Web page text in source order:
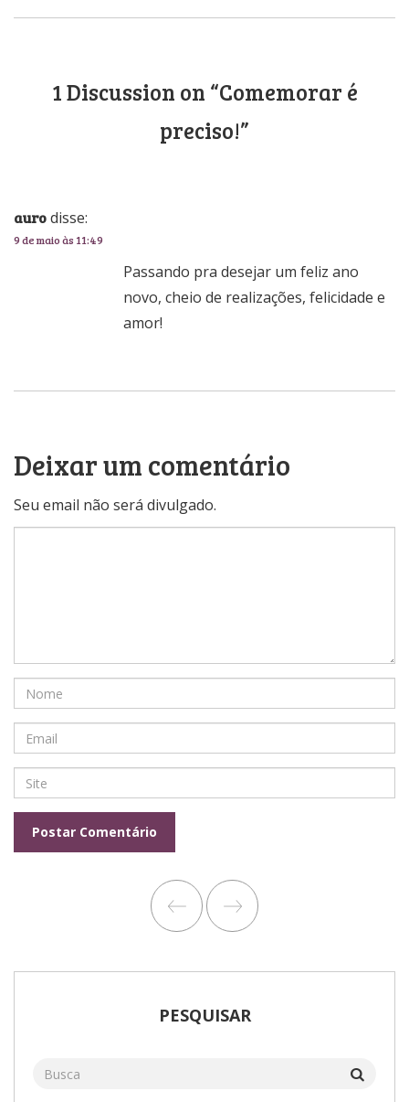
1 Discussion on “Comemorar é
preciso!”
aurodisse:
9 de maio às 11:49
Passando pra desejar um feliz ano
novo, cheio de realizações, felicidade e
amor!
Deixar um comentário
Seu email não será divulgado.
PESQUISAR